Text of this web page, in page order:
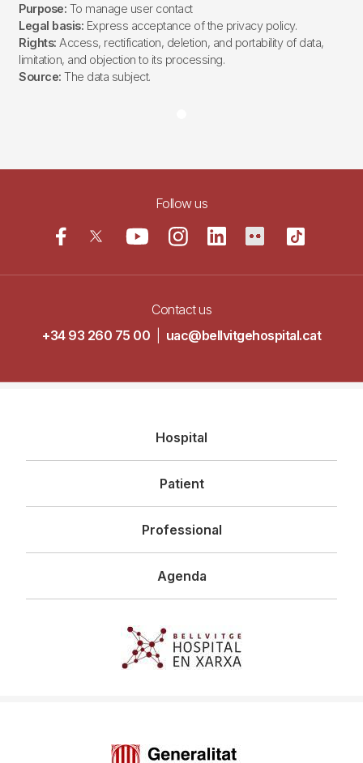
Purpose: To manage user contact
Legal basis: Express acceptance of the privacy policy.
Rights: Access, rectification, deletion, and portability of data,
limitation, and objection to its processing.
Source: The data subject.
Follow us
Contact us
+34 93 260 75 00
uac@bellvitgehospital.cat
principal
Hospital
Patient
Professional
Agenda